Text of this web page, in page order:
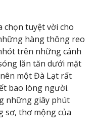
chọn tuyệt vời cho
hàng thông reo
trên những cánh
lăn tăn dưới mặt
một Đà Lạt rất
bao lòng người.
những giây phút
sơ, thơ mộng của